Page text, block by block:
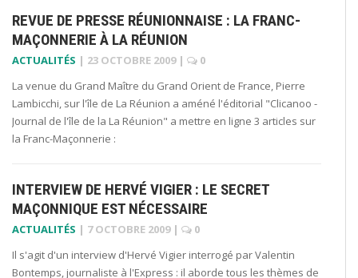
REVUE DE PRESSE RÉUNIONNAISE : LA FRANC-
MAÇONNERIE À LA RÉUNION
ACTUALITÉS | 23 OCTOBRE 2009 |
0
La venue du Grand Maître du Grand Orient de France, Pierre
Lambicchi, sur l'île de La Réunion a améné l'éditorial "Clicanoo -
Journal de l'île de la La Réunion" a mettre en ligne 3 articles sur
la Franc-Maçonnerie :
INTERVIEW DE HERVÉ VIGIER : LE SECRET
MAÇONNIQUE EST NÉCESSAIRE
ACTUALITÉS | 7 OCTOBRE 2009 |
0
Il s'agit d'un interview d'Hervé Vigier interrogé par Valentin
Bontemps, journaliste à l'Express : il aborde tous les thèmes de